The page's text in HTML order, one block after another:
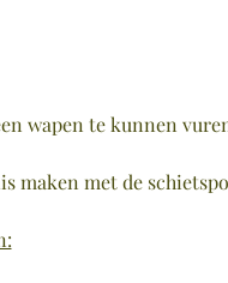
wapen te kunnen
maken met de